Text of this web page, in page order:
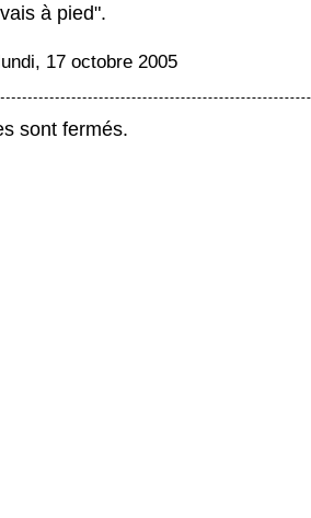
à pied".
17 octobre 2005
sont fermés.